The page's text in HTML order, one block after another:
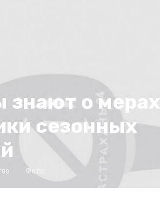
знают о мерах
сезонных
Фото: